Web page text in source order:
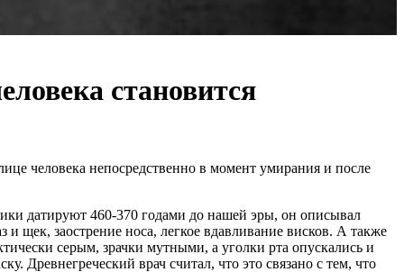
становится
человека непосредственно в момент умирания и после
датируют 460-370 годами до нашей эры, он описывал
щек, заострение носа, легкое вдавливание висков. А также
серым, зрачки мутными, а уголки рта опускались и
Древнегреческий врач считал, что это связано с тем, что